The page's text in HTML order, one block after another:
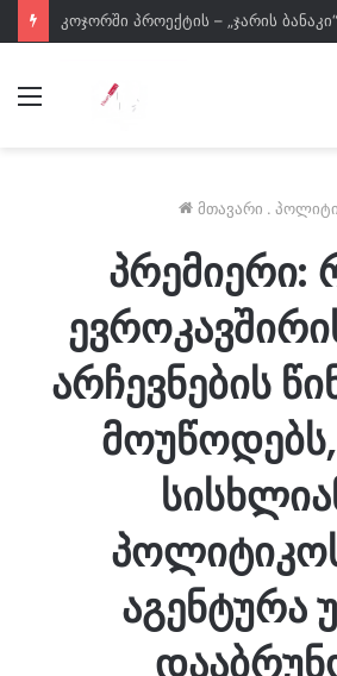
მენიუ
მთავარი .
პრემიერი:
არჩევნების
აგენტურა